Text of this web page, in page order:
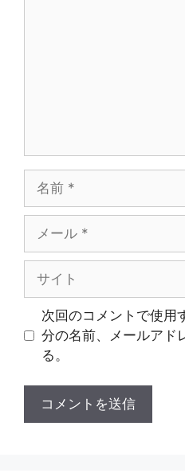
ル
次回のコメントで使用
分の名前、メールアド
る。